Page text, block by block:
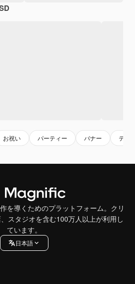
お祝い パーティー バナー テン
を導くためのプラットフォーム。クリ
スタジオを含む100万人以上が利用し
ています。
日本語